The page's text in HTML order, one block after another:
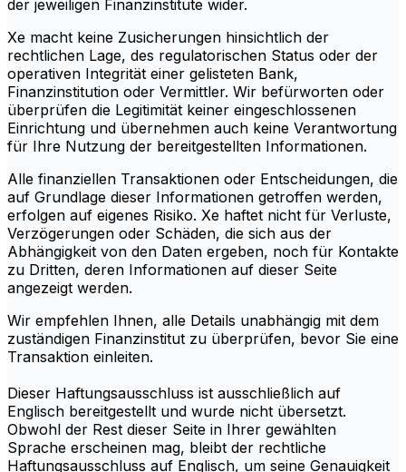
der jeweiligen Finanzinstitute wider.
Xe macht keine Zusicherungen hinsichtlich der
rechtlichen Lage, des regulatorischen Status oder der
operativen Integrität einer gelisteten Bank,
Finanzinstitution oder Vermittler. Wir befürworten oder
überprüfen die Legitimität keiner eingeschlossenen
Einrichtung und übernehmen auch keine Verantwortung
für Ihre Nutzung der bereitgestellten Informationen.
Alle finanziellen Transaktionen oder Entscheidungen, die
auf Grundlage dieser Informationen getroffen werden,
erfolgen auf eigenes Risiko. Xe haftet nicht für Verluste,
Verzögerungen oder Schäden, die sich aus der
Abhängigkeit von den Daten ergeben, noch für Kontakte
zu Dritten, deren Informationen auf dieser Seite
angezeigt werden.
Wir empfehlen Ihnen, alle Details unabhängig mit dem
zuständigen Finanzinstitut zu überprüfen, bevor Sie eine
Transaktion einleiten.
Dieser Haftungsausschluss ist ausschließlich auf
Englisch bereitgestellt und wurde nicht übersetzt.
Obwohl der Rest dieser Seite in Ihrer gewählten
Sprache erscheinen mag, bleibt der rechtliche
Haftungsausschluss auf Englisch, um seine Genauigkeit